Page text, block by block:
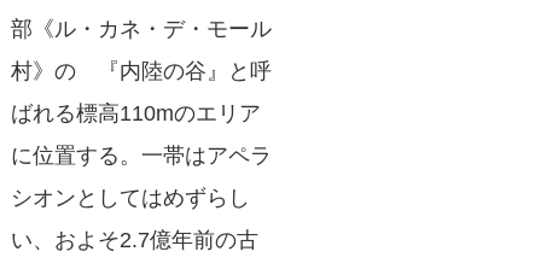
部《ル・カネ・デ・モール
村》の 『内陸の谷』と呼
ばれる標高110mのエリア
に位置する。一帯はアペラ
シオンとしてはめずらし
い、およそ2.7億年前の古